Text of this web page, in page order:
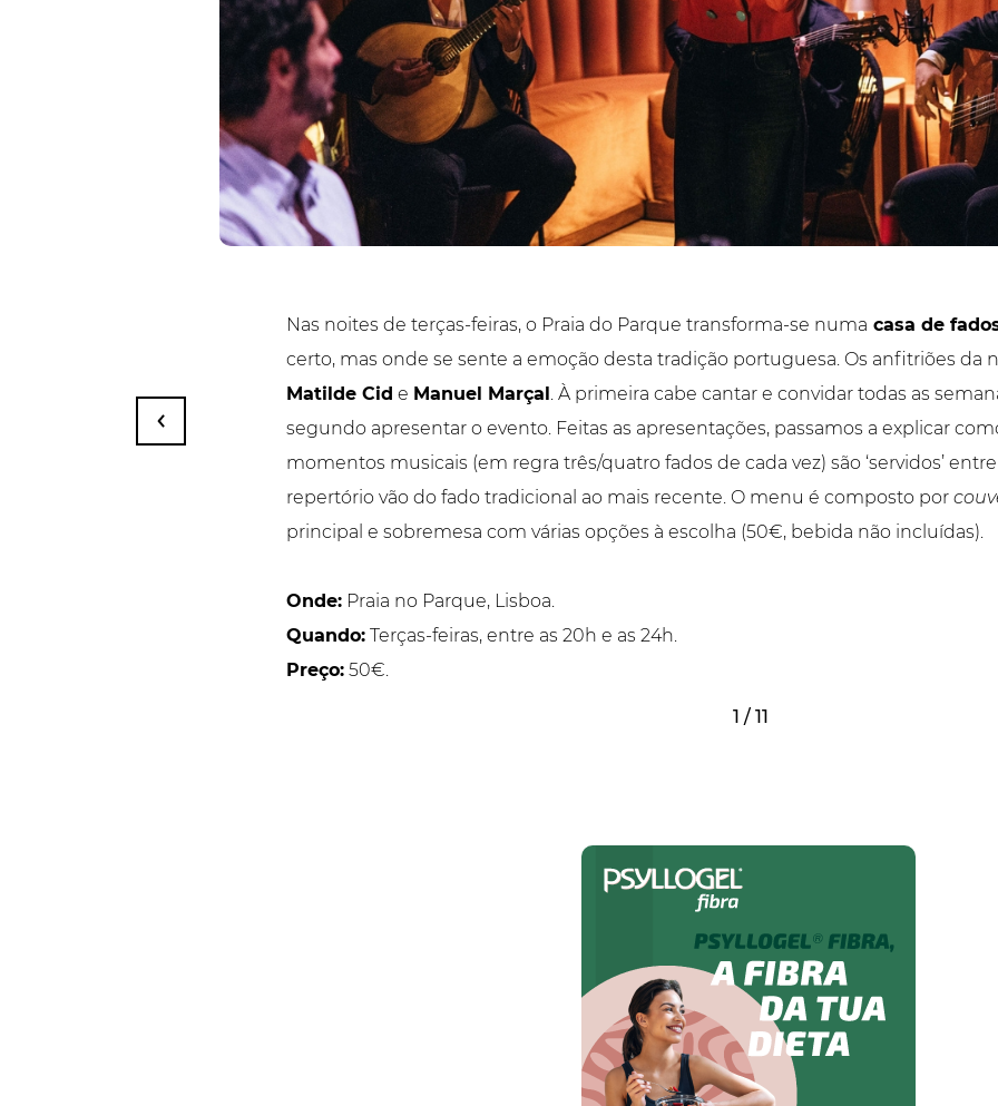
Nas noites de terças-feiras, o Praia do Parque transforma-se numa casa de
certo, mas onde se sente a emoção desta tradição portuguesa. Os anfitriões da
Matilde Cid e Manuel Marçal . À primeira cabe cantar e convidar todas as
segundo apresentar o evento. Feitas as apresentações, passamos a explicar
momentos musicais (em regra três/quatro fados de cada vez) são ‘servidos’
repertório vão do fado tradicional ao mais recente. O menu é composto por
principal e sobremesa com várias opções à escolha (50€, bebida não incluídas).
Onde:Praia no Parque, Lisboa.
Quando:Terças-feiras, entre as 20h e as 24h.
Preço:50€.
1 / 11